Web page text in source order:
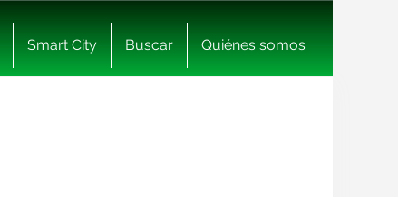
Smart City Buscar Quiénes somos